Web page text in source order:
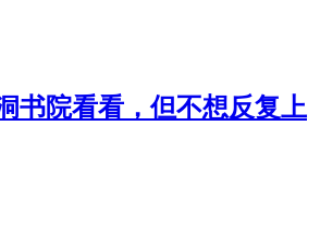
书院看看，但不想反复上